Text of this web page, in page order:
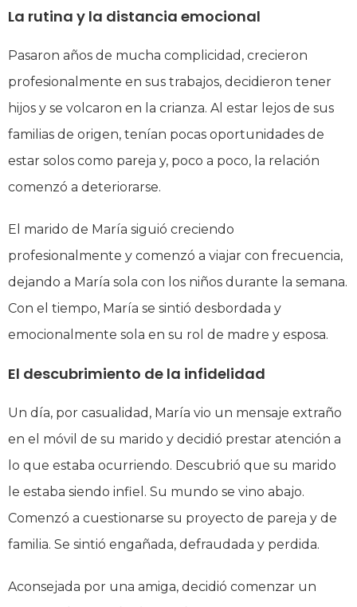
La rutina y la distancia emocional
Pasaron años de mucha complicidad, crecieron
profesionalmente en sus trabajos, decidieron tener
hijos y se volcaron en la crianza. Al estar lejos de sus
familias de origen, tenían pocas oportunidades de
estar solos como pareja y, poco a poco, la relación
comenzó a deteriorarse.
El marido de María siguió creciendo
profesionalmente y comenzó a viajar con frecuencia,
dejando a María sola con los niños durante la semana.
Con el tiempo, María se sintió desbordada y
emocionalmente sola en su rol de madre y esposa.
El descubrimiento de la infidelidad
Un día, por casualidad, María vio un mensaje extraño
en el móvil de su marido y decidió prestar atención a
lo que estaba ocurriendo. Descubrió que su marido
le estaba siendo infiel. Su mundo se vino abajo.
Comenzó a cuestionarse su proyecto de pareja y de
familia. Se sintió engañada, defraudada y perdida.
Aconsejada por una amiga, decidió comenzar un